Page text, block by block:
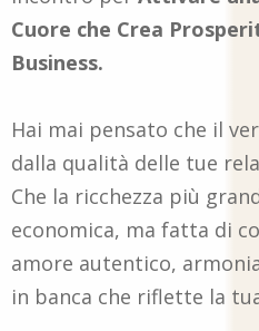
Cuore che Crea
Business.
Hai mai pensato che il
dalla qualità delle tue
Che la ricchezza più
economica, ma fatta di
amore autentico,
in banca che riflette la